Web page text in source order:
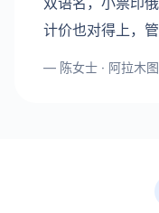
计价也对得上，
— 陈女士 · 阿拉木